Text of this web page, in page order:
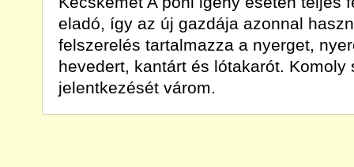
eladó, így az új gazdája azonnal
felszerelés tartalmazza a nyerget,
hevedert, kantárt és lótakarót. Komoly
jelentkezését várom.